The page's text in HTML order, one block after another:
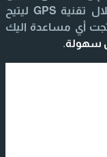
واتساب يتيح لك ارسال موقعك من خلال تقنية GPS ليتيح
أي مساعدة اليك
سهولة.